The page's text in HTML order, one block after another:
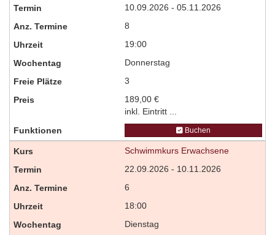
10.09.2026 - 05.11.2026
8
19:00
Donnerstag
3
189,00 €
inkl. Eintritt ...
Buchen
Schwimmkurs Erwachsene
22.09.2026 - 10.11.2026
6
18:00
Dienstag